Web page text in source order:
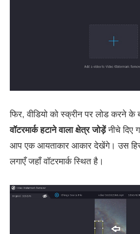
फिर, वीडियो को स्क्रीन पर लोड करने के
वॉटरमार्क हटाने वाला क्षेत्र जोड़ेंनीचे दिए
आप एक आयताकार आकार देखेंगे। उस
लगाएँ जहाँ वॉटरमार्क स्थित है।